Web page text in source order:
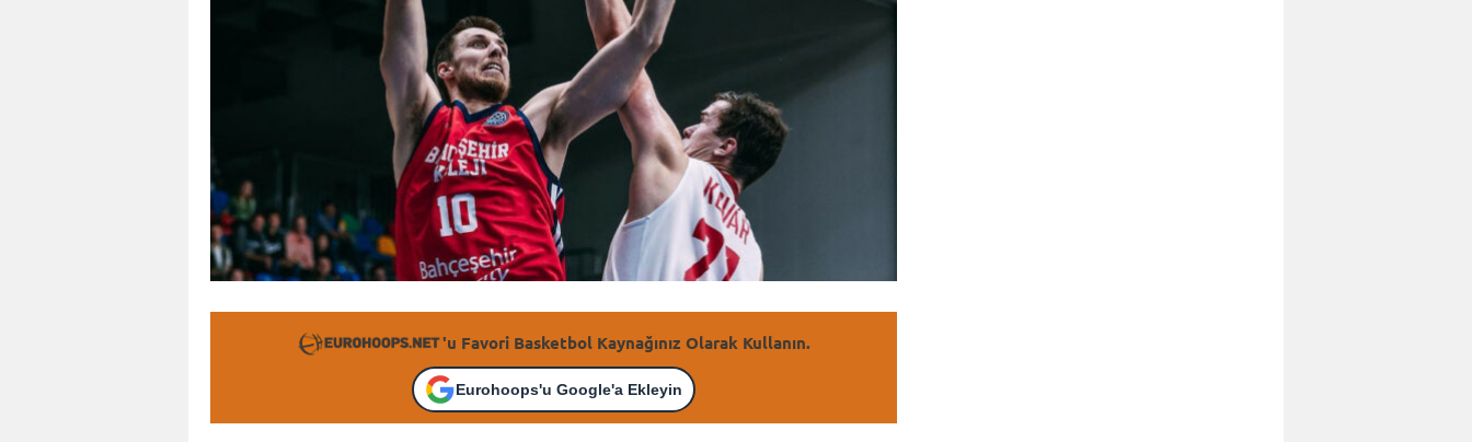
'u Favori Basketbol Kaynağınız Olarak Kullanın.
Eurohoops'u Google'a Ekleyin